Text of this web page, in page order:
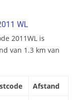
WL
2011WL is
van 1.3 km van
Afstand